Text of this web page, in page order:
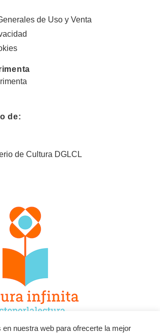
de Uso y Venta
de:
nuestra web para ofrecerte la mejor